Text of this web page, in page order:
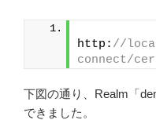
http: //
connect/
下図の通り、Realm「
できました。